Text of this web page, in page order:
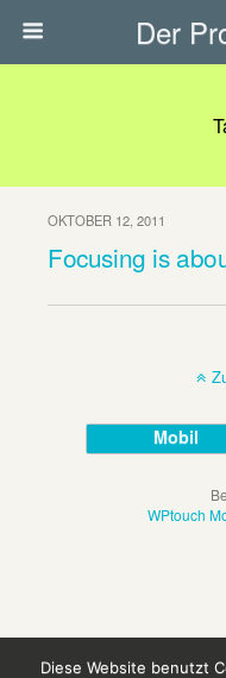
Der
OKTOBER 12, 2011
Focusing is
Mobil
WPtouch
Diese Website benutzt